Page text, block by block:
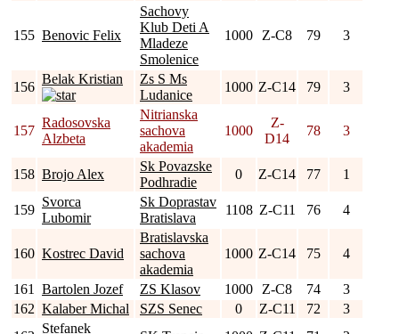
155 Benovic Felix
Sachovy
Klub Deti A
Mladeze
Smolenice
1000 Z-C8 79 3
156
Belak Kristian
Zs S Ms
Ludanice
1000 Z-C14 79 3
157
Radosovska
Alzbeta
Nitrianska
sachova
akademia
1000
Z-
D14
78 3
158 Brojo Alex
Sk Povazske
Podhradie
0 Z-C14 77 1
159
Svorca
Lubomir
Sk Doprastav
Bratislava
1108 Z-C11 76 4
160 Kostrec David
Bratislavska
sachova
akademia
1000 Z-C14 75 4
161 Bartolen Jozef ZS Klasov 1000 Z-C8 74
3
162 Kalaber Michal SZS Senec 0 Z-C11 72
3
Stefanek